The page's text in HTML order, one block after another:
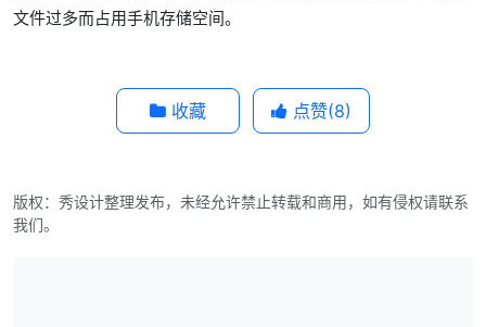
文件过多而占用手机存储空间。
收藏 点赞(8)
版权：秀设计整理发布，未经允许禁止转载和商用，如有侵权请联系
我们。